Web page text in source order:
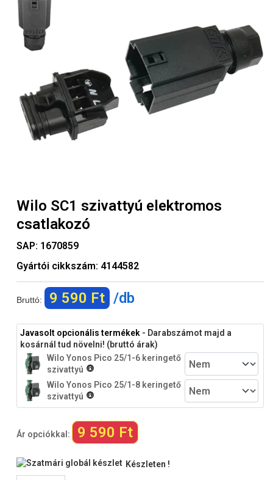
Wilo SC1 szivattyú elektromos
csatlakozó
SAP: 1670859
Gyártói cikkszám: 4144582
Bruttó: 9 590 Ft /db
Javasolt opcionális termékek - Darabszámot majd a
kosárnál tud növelni! (bruttó árak)
Wilo Yonos Pico 25/1-6 keringető
szivattyú
Wilo Yonos Pico 25/1-8 keringető
szivattyú
Ár opciókkal: 9 590 Ft
Készleten !